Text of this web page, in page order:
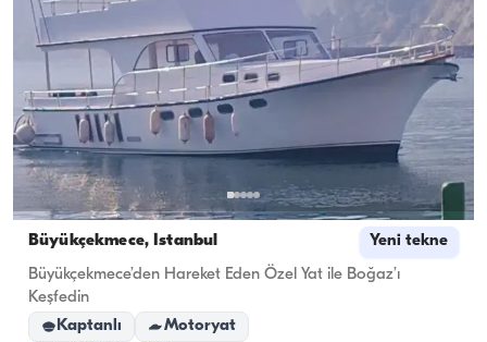
Büyükçekmece, İstanbul Yeni tekne
Büyükçekmece’den Hareket Eden Özel Yat ile Boğaz’ı
Keşfedin
Kaptanlı
Motoryat